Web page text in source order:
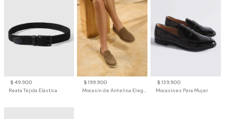
$ 49.900
Reata Tejida Elástica
$ 199.900
Mocasín de Antelina Elegante con Suela de Contraste Para Hombre
$ 139.900
Mocasines Para Mujer